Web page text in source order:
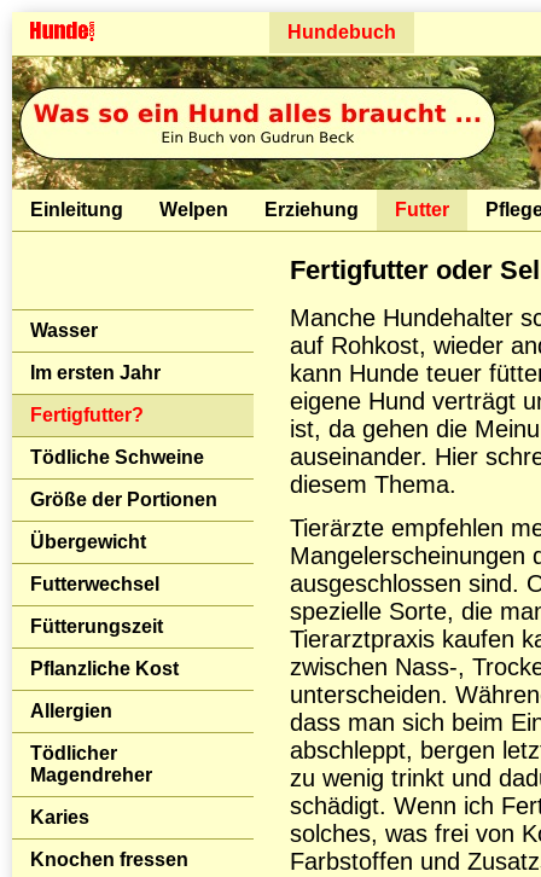
Hundebuch
Einleitung Welpen Erziehung Futter
Wasser
Im ersten Jahr
Fertigfutter?
Tödliche Schweine
Größe der Portionen
Übergewicht
Futterwechsel
Fütterungszeit
Pflanzliche Kost
Allergien
Tödlicher
Magendreher
Karies
Knochen fressen
Fertigfutter oder
Manche Hundehalter
auf Rohkost, wieder
kann Hunde teuer
eigene Hund verträgt
ist, da gehen die
auseinander. Hier
diesem Thema.
Tierärzte empfehlen
Mangelerscheinungen
ausgeschlossen sind.
spezielle Sorte, die
Tierarztpraxis kaufen
zwischen Nass-,
unterscheiden.
dass man sich beim
abschleppt, bergen
zu wenig trinkt und
schädigt. Wenn ich
solches, was frei von
Farbstoffen und